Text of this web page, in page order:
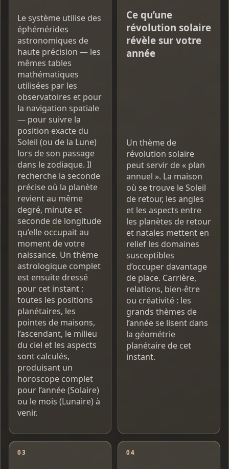
Le système utilise des
éphémérides
astronomiques de
haute précision — les
mêmes tables
mathématiques
utilisées par les
observatoires et pour
la navigation spatiale
— pour suivre la
position exacte du
Soleil (ou de la Lune)
lors de son passage
dans le zodiaque. Il
recherche la seconde
précise où la planète
revient au même
degré, minute et
seconde de longitude
qu’elle occupait au
moment de votre
naissance. Un thème
astrologique complet
est ensuite dressé
pour cet instant :
toutes les positions
planétaires, les
pointes de maisons,
l’ascendant, le milieu
du ciel et les aspects
sont calculés,
produisant un
horoscope complet
pour l’année (Solaire)
ou le mois (Lunaire) à
venir.
Ce qu’une
révolution solaire
révèle sur votre
année
Un thème de
révolution solaire
peut servir de « plan
annuel ». La maison
où se trouve le Soleil
de retour, les angles
et les aspects entre
les planètes de retour
et natales mettent en
relief les domaines
susceptibles
d’occuper davantage
de place. Carrière,
relations, bien-être
ou créativité : les
grands thèmes de
l’année se lisent dans
la géométrie
planétaire de cet
instant.
03 04